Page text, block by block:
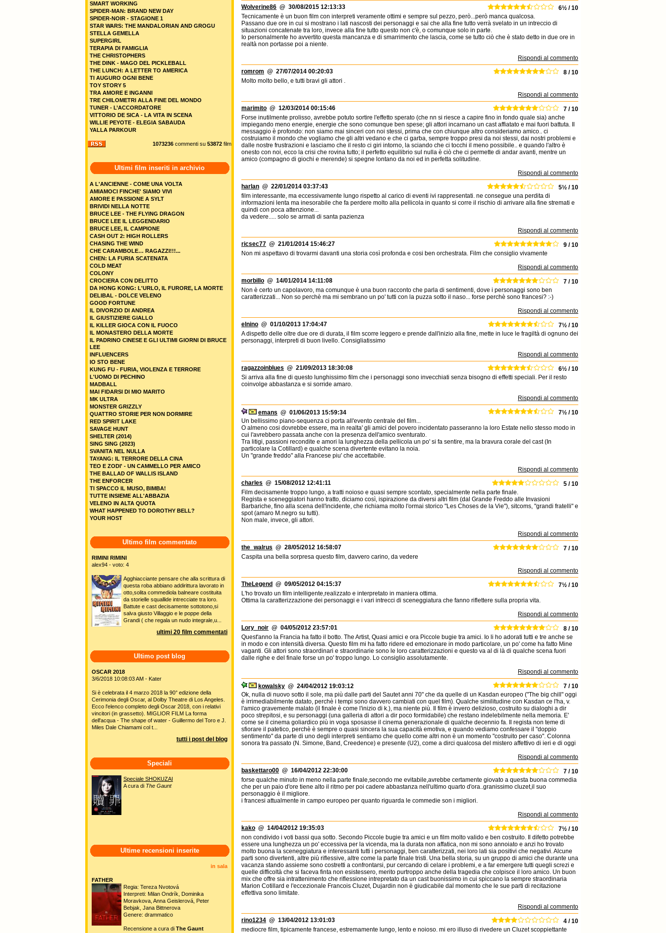
Wolverine86 @ 30/08/2015 12:13:33
6½ / 10
Tecnicamente è un buon film con interpreti veramente ottimi e sempre sul pezzo, però...però manca qualcosa.
Passano due ore in cui si mostrano i lati nascosti dei personaggi e sai che alla fine tutto verrà svelato in un intreccio di
situazioni concatenate tra loro, invece alla fine tutto questo non c'è, o comunque solo in parte.
Io personalmente ho avvertito questa mancanza e di smarrimento che lascia, come se tutto ciò che è stato detto in due ore in
realtà non portasse poi a niente.
Rispondi al commento
romrom @ 27/07/2014 00:20:03
8 / 10
Molto molto bello, e tutti bravi gli attori .
Rispondi al commento
marimito @ 12/03/2014 00:15:46
7 / 10
Forse inutilmente prolisso, avrebbe potuto sortire l'effetto sperato (che nn si riesce a capire fino in fondo quale sia) anche
impiegando meno energie, energie che sono comunque ben spese; gli attori incarnano un cast affiatato e mai fuori battuta. Il
messaggio è profondo: non siamo mai sinceri con noi stessi, prima che con chiunque altro consideriamo amico.. ci
costruiamo il mondo che vogliamo che gli altri vedano e che ci garba, sempre troppo presi da noi stessi, dai nostri problemi e
dalle nostre frustrazioni e lasciamo che il resto ci giri intorno, la sciando che ci tocchi il meno possibile.. e quando l'altro è
onesto con noi, ecco la crisi che rovina tutto; il perfetto equilibrio sul nulla è ciò che ci permette di andar avanti, mentre un
amico (compagno di giochi e merende) si spegne lontano da noi ed in perfetta solitudine.
Rispondi al commento
harlan @ 22/01/2014 03:37:43
5½ / 10
film interessante, ma eccessivamente lungo rispetto al carico di eventi ivi rappresentati. ne consegue una perdita di
informazioni lenta ma inesorabile che fa perdere molto alla pellicola in quanto si corre il rischio di arrivare alla fine stremati e
quindi con poca attenzione...
da vedere..... solo se armati di santa pazienza
Rispondi al commento
ricsec77 @ 21/01/2014 15:46:27
9 / 10
Non mi aspettavo di trovarmi davanti una storia così profonda e cosi ben orchestrata. Film che consiglio vivamente
Rispondi al commento
morbillo @ 14/01/2014 14:11:08
7 / 10
Non è certo un capolavoro, ma comunque è una buon racconto che parla di sentimenti, dove i personaggi sono ben
caratterizzati... Non so perchè ma mi sembrano un po' tutti con la puzza sotto il naso... forse perchè sono francesi? :-)
Rispondi al commento
elnino @ 01/10/2013 17:04:47
7½ / 10
A dispetto delle oltre due ore di durata, il film scorre leggero e prende dall'inizio alla fine, mette in luce le fragiltà di ognuno dei
personaggi, interpreti di buon livello. Consigliatissimo
Rispondi al commento
ragazzoinblues @ 21/09/2013 18:30:08
6½ / 10
Si arriva alla fine di questo lunghissimo film che i personaggi sono invecchiati senza bisogno di effetti speciali. Per il resto
coinvolge abbastanza e si sorride amaro.
Rispondi al commento
emans @ 01/06/2013 15:59:34
7½ / 10
Un bellissimo piano-sequenza ci porta all'evento centrale del film...
O almeno cosi dovrebbe essere, ma in realta' gli amici del povero incidentato passeranno la loro Estate nello stesso modo in
cui l'avrebbero passata anche con la presenza dell'amico sventurato.
Tra litigi, passioni recondite e amori la lunghezza della pellicola un po' si fa sentire, ma la bravura corale del cast (In
particolare la Cotillard) e qualche scena divertente evitano la noia.
Un "grande freddo" alla Francese piu' che accettabile.
Rispondi al commento
charles @ 15/08/2012 12:41:11
5 / 10
Film decisamente troppo lungo, a tratti noioso e quasi sempre scontato, specialmente nella parte finale.
Regista e sceneggiatori hanno tratto, diciamo così, ispirazione da diversi altri film (dal Grande Freddo alle Invasioni
Barbariche, fino alla scena dell'incidente, che richiama molto l'ormai storico "Les Choses de la Vie"), sitcoms, "grandi fratelli" e
spot (amaro M.negro su tutti).
Non male, invece, gli attori.
Rispondi al commento
the_walrus @ 28/05/2012 16:58:07
7 / 10
Caspita una bella sorpresa questo film, davvero carino, da vedere
Rispondi al commento
TheLegend @ 09/05/2012 04:15:37
7½ / 10
L'ho trovato un film intelligente,realizzato e interpretato in maniera ottima.
Ottima la caratterizzazione dei personaggi e i vari intrecci di sceneggiatura che fanno riflettere sulla propria vita.
Rispondi al commento
Lory_noir @ 04/05/2012 23:57:01
8 / 10
Quest'anno la Francia ha fatto il botto. The Artist, Quasi amici e ora Piccole bugie tra amici. Io li ho adorati tutti e tre anche se
in modo e con intensità diversa. Questo film mi ha fatto ridere ed emozionare in modo particolare, un po' come ha fatto Mine
vaganti. Gli attori sono straordinari e straordinarie sono le loro caratterizzazioni e questo va al di là di qualche scena fuori
dalle righe e del finale forse un po' troppo lungo. Lo consiglio assolutamente.
Rispondi al commento
kowalsky @ 24/04/2012 19:03:12
7 / 10
Ok, nulla di nuovo sotto il sole, ma più dalle parti del Sautet anni 70" che da quelle di un Kasdan europeo ("The big chill" oggi
è irrimediabilmente datato, perchè i tempi sono davvero cambiati con quel film). Qualche similitudine con Kasdan ce l'ha, v.
l'amico gravemente malato (il finale è come l'inizio di k.), ma niente più. Il film è invero delizioso, costruito su dialoghi a dir
poco strepitosi, e su personaggi (una galleria di attori a dir poco formidabile) che restano indelebilmente nella memoria. E'
come se il cinema goliardico più in voga sposasse il cinema generazionale di qualche decennio fa. Il regista non teme di
sfiorare il patetico, perchè è sempre o quasi sincera la sua capacità emotiva, e quando vediamo confessare il "doppio
sentimento" da parte di uno degli interpreti sentiamo che quello come altri non è un momento "costruito per caso". Colonna
sonora tra passato (N. Simone, Band, Creedence) e presente (U2), come a dirci qualcosa del mistero affettivo di ieri e di oggi
Rispondi al commento
baskettaro00 @ 16/04/2012 22:30:00
7 / 10
forse qualche minuto in meno nella parte finale,secondo me evitabile,avrebbe certamente giovato a questa buona commedia
che per un paio d'ore tiene alto il ritmo per poi cadere abbastanza nell'ultimo quarto d'ora..granissimo cluzet,il suo
personaggio è il migliore.
i francesi attualmente in campo europeo per quanto riguarda le commedie son i migliori.
Rispondi al commento
kako @ 14/04/2012 19:35:03
7½ / 10
non condivido i voti bassi qua sotto. Secondo Piccole bugie tra amici e un film molto valido e ben costruito. Il difetto potrebbe
essere una lunghezza un po' eccessiva per la vicenda, ma la durata non affatica, non mi sono annoiato e anzi ho trovato
molto buona la sceneggiatura e interessanti tutti i personaggi, ben caratterizzati, nei loro lati sia positivi che negativi. Alcune
parti sono divertenti, altre più riflessive, altre come la parte finale tristi. Una bella storia, su un gruppo di amici che durante una
vacanza stando assieme sono costretti a confrontarsi, pur cercando di celare i problemi, e a far emergere tutti quegli screzi e
quelle difficoltà che si faceva finta non esistessero, merito purtroppo anche della tragedia che colpisce il loro amico. Un buon
mix che offre sia intrattenimento che riflessione intrepretato da un cast buonissimo in cui spiccano la sempre straordinaria
Marion Cotillard e l'eccezionale Francois Cluzet, Dujardin non è giudicabile dal momento che le sue parti di recitazione
effettiva sono limitate.
Rispondi al commento
rino1234 @ 13/04/2012 13:01:03
4 / 10
mediocre film, tipicamente francese, estremamente lungo, lento e noioso. mi ero illuso di rivedere un Cluzet scoppiettante
SMART WORKING
SPIDER-MAN: BRAND NEW DAY
SPIDER-NOIR - STAGIONE 1
STAR WARS: THE MANDALORIAN AND GROGU
STELLA GEMELLA
SUPERGIRL
TERAPIA DI FAMIGLIA
THE CHRISTOPHERS
THE DINK - MAGO DEL PICKLEBALL
THE LUNCH: A LETTER TO AMERICA
TI AUGURO OGNI BENE
TOY STORY 5
TRA AMORE E INGANNI
TRE CHILOMETRI ALLA FINE DEL MONDO
TUNER - L’ACCORDATORE
VITTORIO DE SICA - LA VITA IN SCENA
WILLIE PEYOTE - ELEGIA SABAUDA
YALLA PARKOUR
1073236 commenti su 53872 film
Ultimi film inseriti in archivio
A L'ANCIENNE - COME UNA VOLTA
AMIAMOCI FINCHE' SIAMO VIVI
AMORE E PASSIONE A SYLT
BRIVIDI NELLA NOTTE
BRUCE LEE - THE FLYING DRAGON
BRUCE LEE IL LEGGENDARIO
BRUCE LEE, IL CAMPIONE
CASH OUT 2: HIGH ROLLERS
CHASING THE WIND
CHE CARAMBOLE… RAGAZZI!!!...
CHEN: LA FURIA SCATENATA
COLD MEAT
COLONY
CROCIERA CON DELITTO
DA HONG KONG: L'URLO, IL FURORE, LA MORTE
DELIBAL - DOLCE VELENO
GOOD FORTUNE
IL DIVORZIO DI ANDREA
IL GIUSTIZIERE GIALLO
IL KILLER GIOCA CON IL FUOCO
IL MONASTERO DELLA MORTE
IL PADRINO CINESE E GLI ULTIMI GIORNI DI BRUCE
LEE
INFLUENCERS
IO STO BENE
KUNG FU - FURIA, VIOLENZA E TERRORE
L'UOMO DI PECHINO
MADBALL
MAI FIDARSI DI MIO MARITO
MK ULTRA
MONSTER GRIZZLY
QUATTRO STORIE PER NON DORMIRE
RED SPIRIT LAKE
SAVAGE HUNT
SHELTER (2014)
SING SING (2023)
SVANITA NEL NULLA
TAYANG: IL TERRORE DELLA CINA
TEO E ZODI' - UN CAMMELLO PER AMICO
THE BALLAD OF WALLIS ISLAND
THE ENFORCER
TI SPACCO IL MUSO, BIMBA!
TUTTE INSIEME ALL'ABBAZIA
VELENO IN ALTA QUOTA
WHAT HAPPENED TO DOROTHY BELL?
YOUR HOST
Ultimo film commentato
RIMINI RIMINI
alex94 - voto: 4
Agghiacciante pensare che alla scrittura di
questa roba abbiano addirittura lavorato in
otto,solita commediola balneare costituita
da storielle squallide intrecciate tra loro.
Battute e cast decisamente sottotono,si
salva giusto Villaggio e le poppe della
Grandi ( che regala un nudo integrale,u...
ultimi 20 film commentati
Ultimo post blog
OSCAR 2018
3/6/2018 10:08:03 AM - Kater
Si è celebrata il 4 marzo 2018 la 90° edizione della
Cerimonia degli Oscar, al Dolby Theatre di Los Angeles.
Ecco l'elenco completo degli Oscar 2018, con i relativi
vincitori (in grassetto). MIGLIOR FILM La forma
dell'acqua - The shape of water - Guillermo del Toro e J.
Miles Dale Chiamami col t...
tutti i post del blog
Speciali
Speciale SHOKUZAI
A cura di The Gaunt
Ultime recensioni inserite
in sala
FATHER
Regia: Tereza Nvotová
Interpreti: Milan Ondrík, Dominika
Moravkova, Anna Geislerová, Peter
Bebjak, Jana Bittnerova
Genere: drammatico
Recensione a cura di The Gaunt